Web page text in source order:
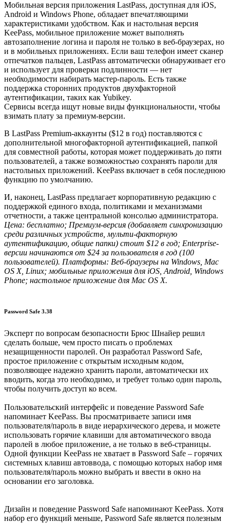
Мобильная версия приложения LastPass, доступная для iOS,
Android и Windows Phone, обладает впечатляющими
характеристиками удобством. Как и настольная версия
KeePass, мобильное приложение может выполнять
автозаполнение логина и пароля не только в веб-браузерах, но
и в мобильных приложениях. Если ваш телефон имеет сканер
отпечатков пальцев, LastPass автоматически обнаруживает его
и использует для проверки подлинности — нет
необходимости набирать мастер-пароль. Есть также
поддержка сторонних продуктов двухфакторной
аутентификации, таких как Yubikey.
Сервисы всегда ищут новые виды функциональности, чтобы
взимать плату за премиум-версии.
В LastPass Premium-аккаунты ($12 в год) поставляются с
дополнительной многофакторной аутентификацией, папкой
для совместной работы, которая может поддерживать до пяти
пользователей, а также возможностью сохранять пароли для
настольных приложений. KeePass включает в себя последнюю
функцию по умолчанию.
И, наконец, LastPass предлагает корпоративную редакцию с
поддержкой единого входа, политиками и механизмами
отчетности, а также центральной консолью администратора.
Цена: бесплатно; Премиум-версия (добавляет синхронизацию
среди различных устройств, мульти-факторную
аутентификацию, общие папки) стоит $12 в год; Enterprise-
версии начинаются от $24 за пользователя в год (100
пользователей). Платформы: Веб-браузеры на Windows, Mac
OS X, Linux; мобильные приложения для iOS, Android, Windows
Phone; настольное приложение для Mac OS X.
Password Safe 3.38
Эксперт по вопросам безопасности Брюс Шнайер решил
сделать больше, чем просто писать о проблемах
незащищенности паролей. Он разработал Password Safe,
простое приложение с открытым исходным кодом,
позволяющее надежно хранить пароли, автоматически их
вводить, когда это необходимо, и требует только один пароль,
чтобы получить доступ ко всем.
Пользовательский интерфейс и поведение Password Safe
напоминает KeePass. Вы просматриваете записи имя
пользователя/пароль в виде иерархического дерева, и можете
использовать горячие клавиши для автоматического ввода
паролей в любое приложение, а не только в веб-страницы.
Одной функции KeePass не хватает в Password Safe – горячих
системных клавиш автоввода, с помощью которых набор имя
пользователя/пароль можно выбрать и ввести в окно на
основании его заголовка.
Дизайн и поведение Password Safe напоминают KeePass. Хотя
набор его функций меньше, Password Safe является полезным